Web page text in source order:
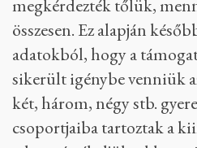
megkérdezték tőlük,
összesen. Ez alapján
adatokból, hogy a
sikerült igénybe venniük
két, három, négy stb.
csoportjaiba tartoztak a